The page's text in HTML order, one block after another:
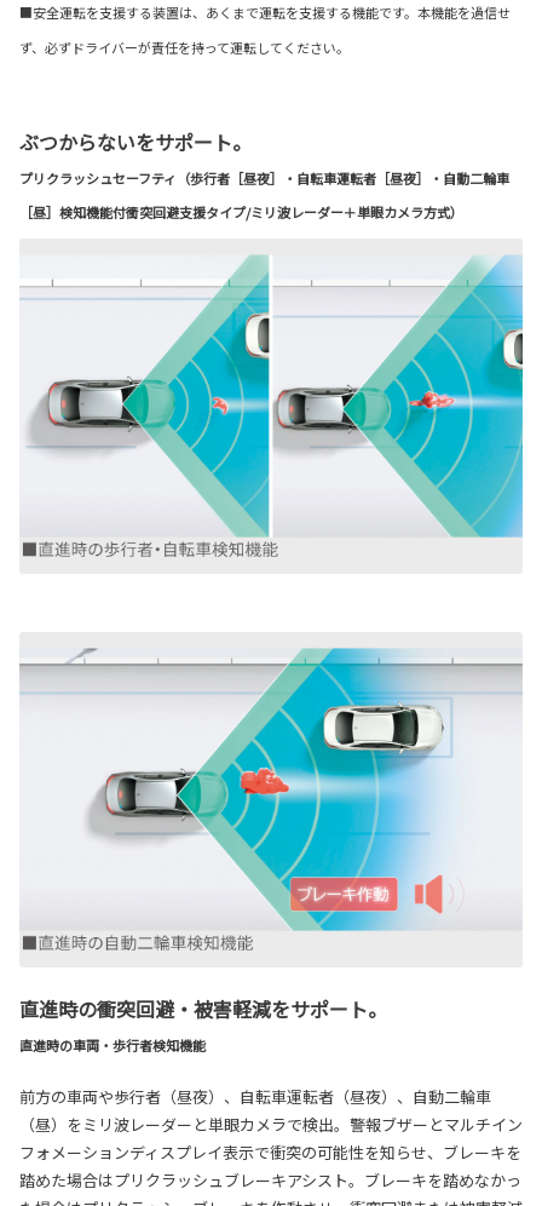
■安全運転を支援する装置は、あくまで運転を支援する機能です。本機能を過信せ
ず、必ずドライバーが責任を持って運転してください。
ぶつからないをサポート。
プリクラッシュセーフティ（歩行者［昼夜］・自転車運転者［昼夜］・自動二輪車
［昼］検知機能付衝突回避支援タイプ/ミリ波レーダー＋単眼カメラ方式）
直進時の衝突回避・被害軽減をサポート。
直進時の車両・歩行者検知機能
前方の車両や歩行者（昼夜）、自転車運転者（昼夜）、自動二輪車
（昼）をミリ波レーダーと単眼カメラで検出。警報ブザーとマルチイン
フォメーションディスプレイ表示で衝突の可能性を知らせ、ブレーキを
踏めた場合はプリクラッシュブレーキアシスト。ブレーキを踏めなかっ